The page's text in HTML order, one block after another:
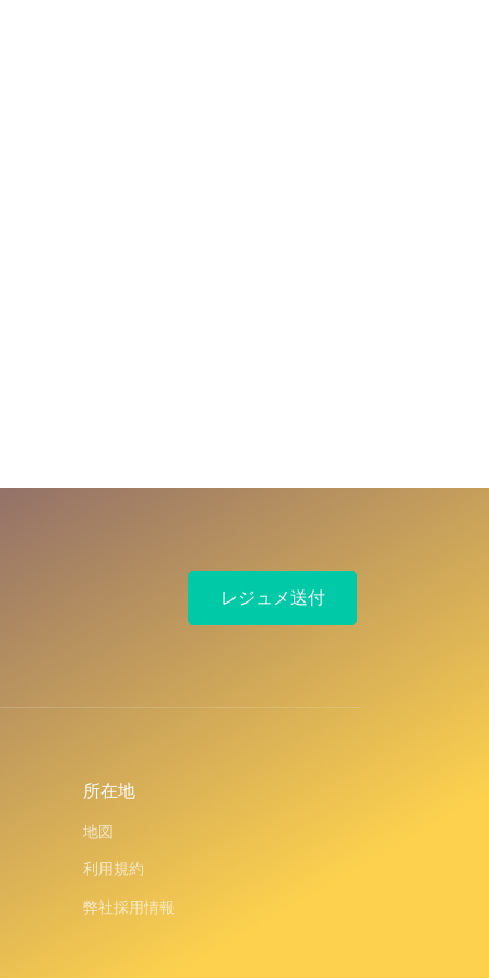
レジュメ送付
所在地
地図
利用規約
弊社採用情報